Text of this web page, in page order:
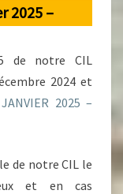
2025 –
de notre CIL
2024 et
2025 –
de notre CIL le
et en cas